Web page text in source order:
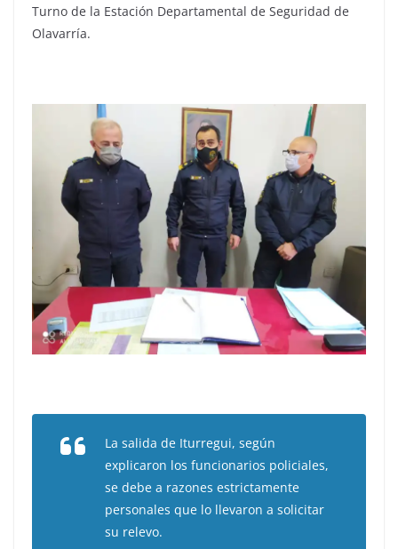
Turno de la Estación Departamental de Seguridad de
Olavarría.
La salida de Iturregui, según
explicaron los funcionarios policiales,
se debe a razones estrictamente
personales que lo llevaron a solicitar
su relevo.